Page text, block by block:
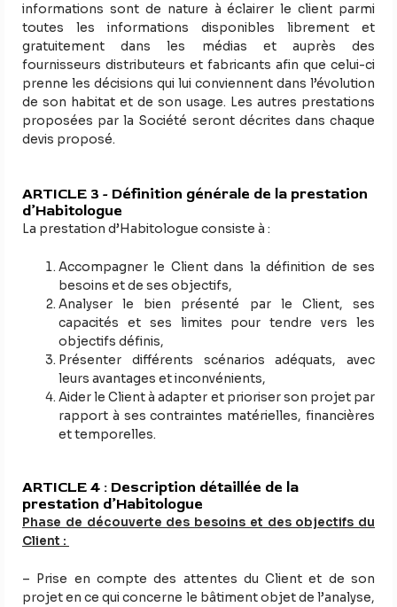
informations sont de nature à éclairer le client parmi
toutes les informations disponibles librement et
gratuitement dans les médias et auprès des
fournisseurs distributeurs et fabricants afin que celui-ci
prenne les décisions qui lui conviennent dans l’évolution
de son habitat et de son usage. Les autres prestations
proposées par la Société seront décrites dans chaque
devis proposé.
ARTICLE 3 - Définition générale de la prestation
d’Habitologue
La prestation d’Habitologue consiste à :
Accompagner le Client dans la définition de ses
besoins et de ses objectifs,
Analyser le bien présenté par le Client, ses
capacités et ses limites pour tendre vers les
objectifs définis,
Présenter différents scénarios adéquats, avec
leurs avantages et inconvénients,
Aider le Client à adapter et prioriser son projet par
rapport à ses contraintes matérielles, financières
et temporelles.
ARTICLE 4 : Description détaillée de la
prestation d’Habitologue
Phase de découverte des besoins et des objectifs du
Client :
– Prise en compte des attentes du Client et de son
projet en ce qui concerne le bâtiment objet de l’analyse,